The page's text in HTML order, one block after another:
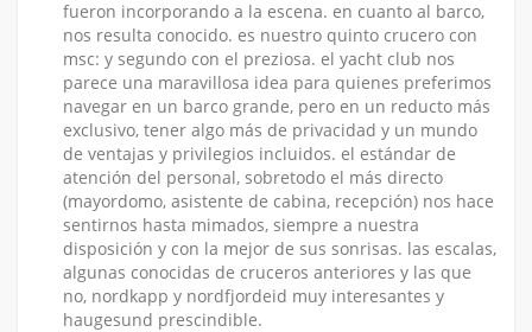
fueron incorporando a la escena. en cuanto al barco,
nos resulta conocido. es nuestro quinto crucero con
msc: y segundo con el preziosa. el yacht club nos
parece una maravillosa idea para quienes preferimos
navegar en un barco grande, pero en un reducto más
exclusivo, tener algo más de privacidad y un mundo
de ventajas y privilegios incluidos. el estándar de
atención del personal, sobretodo el más directo
(mayordomo, asistente de cabina, recepción) nos hace
sentirnos hasta mimados, siempre a nuestra
disposición y con la mejor de sus sonrisas. las escalas,
algunas conocidas de cruceros anteriores y las que
no, nordkapp y nordfjordeid muy interesantes y
haugesund prescindible.